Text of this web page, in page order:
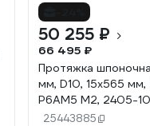
50 255 ₽
66 495 ₽
Протяжка
мм, D10, 15x565 мм,
Р6АМ5 М2, 2405-
70625
25443885